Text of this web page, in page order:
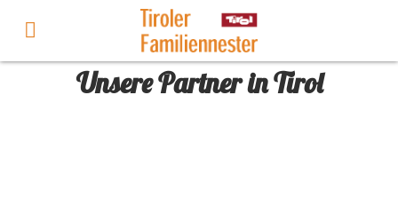
Unsere Partner in Tirol